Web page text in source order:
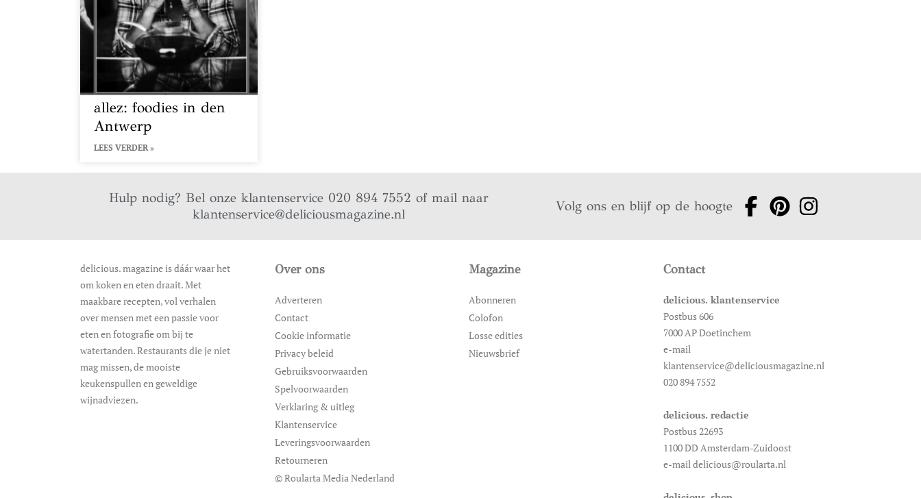
allez: foodies in den
Antwerp
LEES VERDER »
Hulp nodig? Bel onze klantenservice 020 894 7552 of mail naar
klantenservice@deliciousmagazine.nl
Volg ons en blijf op de hoogte
delicious. magazine is dáár waar het
om koken en eten draait. Met
maakbare recepten, vol verhalen
over mensen met een passie voor
eten en fotografie om bij te
watertanden. Restaurants die je niet
mag missen, de mooiste
keukenspullen en geweldige
wijnadviezen.
Over ons
Adverteren
Contact
Cookie informatie
Privacy beleid
Gebruiksvoorwaarden
Spelvoorwaarden
Verklaring & uitleg
Klantenservice
Leveringsvoorwaarden
Retourneren
© Roularta Media Nederland
Magazine
Abonneren
Colofon
Losse edities
Nieuwsbrief
Contact
delicious. klantenservice
Postbus 606
7000 AP Doetinchem
e-mail
klantenservice@deliciousmagazine.nl
020 894 7552
delicious. redactie
Postbus 22693
1100 DD Amsterdam-Zuidoost
e-mail delicious@roularta.nl